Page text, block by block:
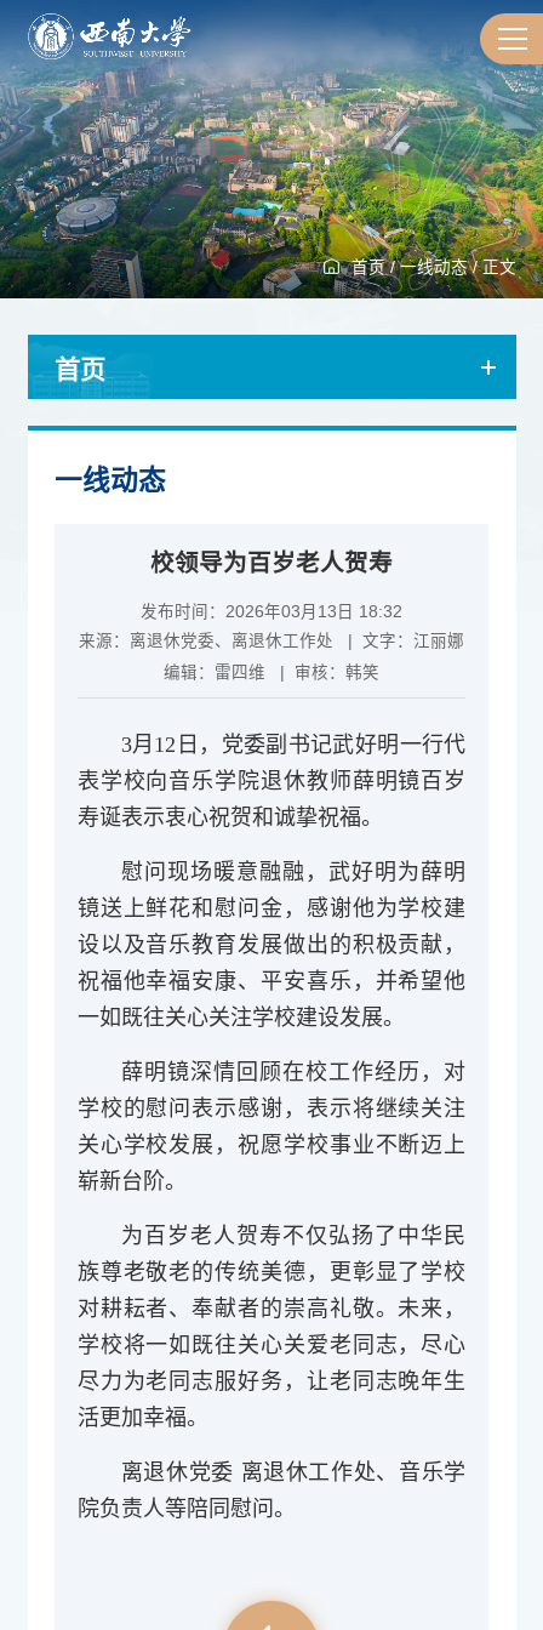
首页/一线动态/正文
首页
一线动态
校领导为百岁老人贺寿
发布时间：2026年03月13日 18:32
来源： 离退休党委、离退休工作处 | 文字： 江丽娜
编辑： 雷四维 | 审核： 韩笑
3月12日，党委副书记武好明一行代
表学校向音乐学院退休教师薛明镜百岁
寿诞表示衷心祝贺和诚挚祝福。
慰问现场暖意融融，武好明为薛明
镜送上鲜花和慰问金，感谢他为学校建
设以及音乐教育发展做出的积极贡献，
祝福他幸福安康、平安喜乐，并希望他
一如既往关心关注学校建设发展。
薛明镜深情回顾在校工作经历，对
学校的慰问表示感谢，表示将继续关注
关心学校发展，祝愿学校事业不断迈上
崭新台阶。
为百岁老人贺寿不仅弘扬了中华民
族尊老敬老的传统美德，更彰显了学校
对耕耘者、奉献者的崇高礼敬。未来，
学校将一如既往关心关爱老同志，尽心
尽力为老同志服好务，让老同志晚年生
活更加幸福。
离退休党委 离退休工作处、音乐学
院负责人等陪同慰问。